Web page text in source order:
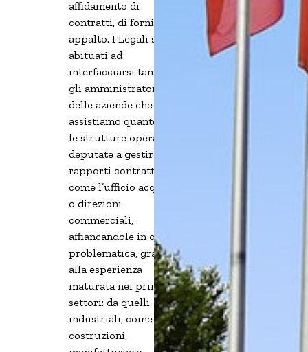
affidamento di
contratti, di fornitura e
appalto. I Legali sono
abituati ad
interfacciarsi tanto con
gli amministratori
delle aziende che
assistiamo quanto con
le strutture operative
deputate a gestire i
rapporti contrattuali
come l’ufficio acquisti
o direzioni
commerciali,
affiancandole in ogni
problematica, grazie
alla esperienza
maturata nei principali
settori: da quelli
industriali, come
costruzioni,